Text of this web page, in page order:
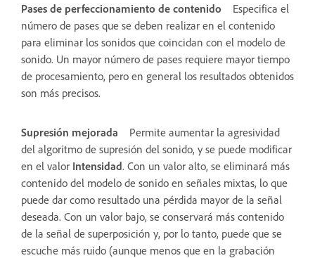
Pases de perfeccionamiento de contenido
Especifica el
número de pases que se deben realizar en el contenido
para eliminar los sonidos que coincidan con el modelo de
sonido. Un mayor número de pases requiere mayor tiempo
de procesamiento, pero en general los resultados obtenidos
son más precisos.
Supresión mejorada
Permite aumentar la agresividad
del algoritmo de supresión del sonido, y se puede modificar
en el valor Intensidad. Con un valor alto, se eliminará más
contenido del modelo de sonido en señales mixtas, lo que
puede dar como resultado una pérdida mayor de la señal
deseada. Con un valor bajo, se conservará más contenido
de la señal de superposición y, por lo tanto, puede que se
escuche más ruido (aunque menos que en la grabación